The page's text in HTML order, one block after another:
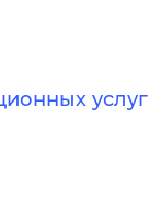
услуг